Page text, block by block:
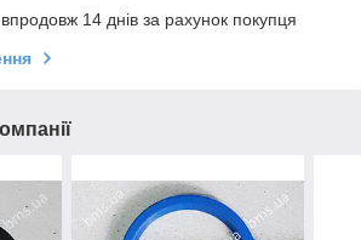
14 днів за рахунок покупця